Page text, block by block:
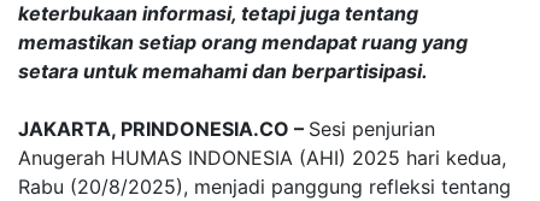
keterbukaan informasi, tetapi juga tentang
memastikan setiap orang mendapat ruang yang
setara untuk memahami dan berpartisipasi.
JAKARTA, PRINDONESIA.CO – Sesi penjurian
Anugerah HUMAS INDONESIA (AHI) 2025 hari kedua,
Rabu (20/8/2025), menjadi panggung refleksi tentang